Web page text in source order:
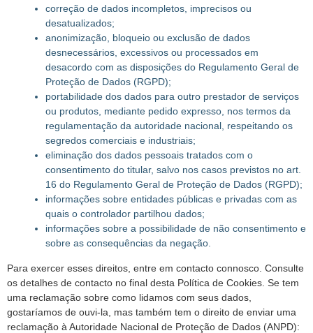
correção de dados incompletos, imprecisos ou
desatualizados;
anonimização, bloqueio ou exclusão de dados
desnecessários, excessivos ou processados em
desacordo com as disposições do Regulamento Geral de
Proteção de Dados (RGPD);
portabilidade dos dados para outro prestador de serviços
ou produtos, mediante pedido expresso, nos termos da
regulamentação da autoridade nacional, respeitando os
segredos comerciais e industriais;
eliminação dos dados pessoais tratados com o
consentimento do titular, salvo nos casos previstos no art.
16 do Regulamento Geral de Proteção de Dados (RGPD);
informações sobre entidades públicas e privadas com as
quais o controlador partilhou dados;
informações sobre a possibilidade de não consentimento e
sobre as consequências da negação.
Para exercer esses direitos, entre em contacto connosco. Consulte
os detalhes de contacto no final desta Política de Cookies. Se tem
uma reclamação sobre como lidamos com seus dados,
gostaríamos de ouvi-la, mas também tem o direito de enviar uma
reclamação à Autoridade Nacional de Proteção de Dados (ANPD):